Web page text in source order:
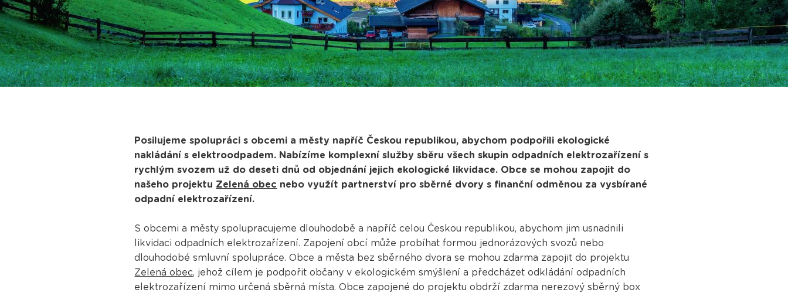
Posilujeme spolupráci s obcemi a městy napříč Českou republikou, abychom podpořili ekologické
nakládání s elektroodpadem. Nabízíme komplexní služby sběru všech skupin odpadních elektrozařízení s
rychlým svozem už do deseti dnů od objednání jejich ekologické likvidace. Obce se mohou zapojit do
našeho projektu Zelená obec nebo využít partnerství pro sběrné dvory s finanční odměnou za vysbírané
odpadní elektrozařízení.
S obcemi a městy spolupracujeme dlouhodobě a napříč celou Českou republikou, abychom jim usnadnili
likvidaci odpadních elektrozařízení. Zapojení obcí může probíhat formou jednorázových svozů nebo
dlouhodobé smluvní spolupráce. Obce a města bez sběrného dvora se mohou zdarma zapojit do projektu
Zelená obec, jehož cílem je podpořit občany v ekologickém smýšlení a předcházet odkládání odpadních
elektrozařízení mimo určená sběrná místa. Obce zapojené do projektu obdrží zdarma nerezový sběrný box